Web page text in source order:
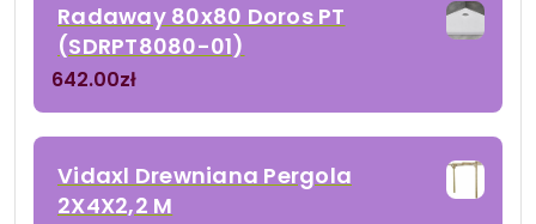
Radaway 80x80 Doros PT
(SDRPT8080-01)
642.00zł
Vidaxl Drewniana Pergola
2X4X2,2 M